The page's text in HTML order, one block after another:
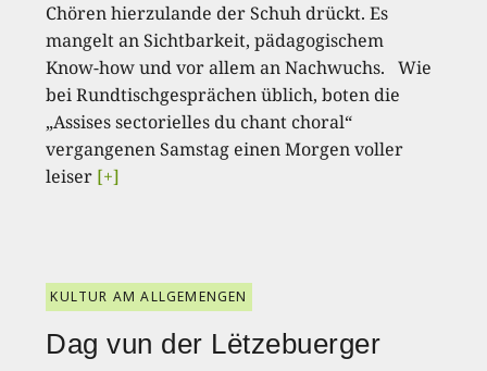
Chören hierzulande der Schuh drückt. Es
mangelt an Sichtbarkeit, pädagogischem
Know-how und vor allem an Nachwuchs. Wie
bei Rundtischgesprächen üblich, boten die
„Assises sectorielles du chant choral“
vergangenen Samstag einen Morgen voller
leiser [+]
KULTUR AM ALLGEMENGEN
Dag vun der Lëtzebuerger